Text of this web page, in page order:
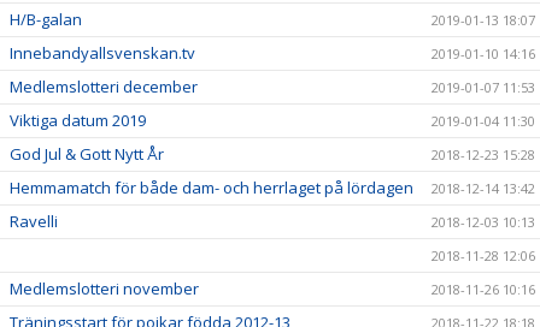
H/B-galan 2019-01-13 18:07
Innebandyallsvenskan.tv 2019-01-10 14:16
Medlemslotteri december 2019-01-07 11:53
Viktiga datum 2019 2019-01-04 11:30
God Jul & Gott Nytt År 2018-12-23 15:28
Hemmamatch för både dam- och herrlaget på lördagen 2018-12-14 13:42
Ravelli
2018-12-03 10:13
2018-11-28 12:06
Medlemslotteri november 2018-11-26 10:16
Träningsstart för pojkar födda 2012-13 2018-11-22 18:18